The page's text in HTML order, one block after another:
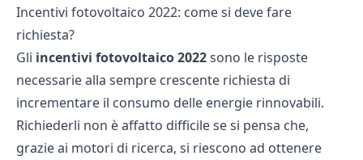
Incentivi fotovoltaico 2022: come si deve fare
richiesta?
Gli incentivi fotovoltaico 2022sono le risposte
necessarie alla sempre crescente richiesta di
incrementare il consumo delle energie rinnovabili.
Richiederli non è affatto difficile se si pensa che,
grazie ai motori di ricerca, si riescono ad ottenere